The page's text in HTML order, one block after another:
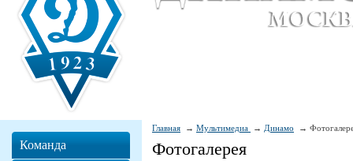
Главная Мультимедиа Динамо
Фотогалерея
Команда